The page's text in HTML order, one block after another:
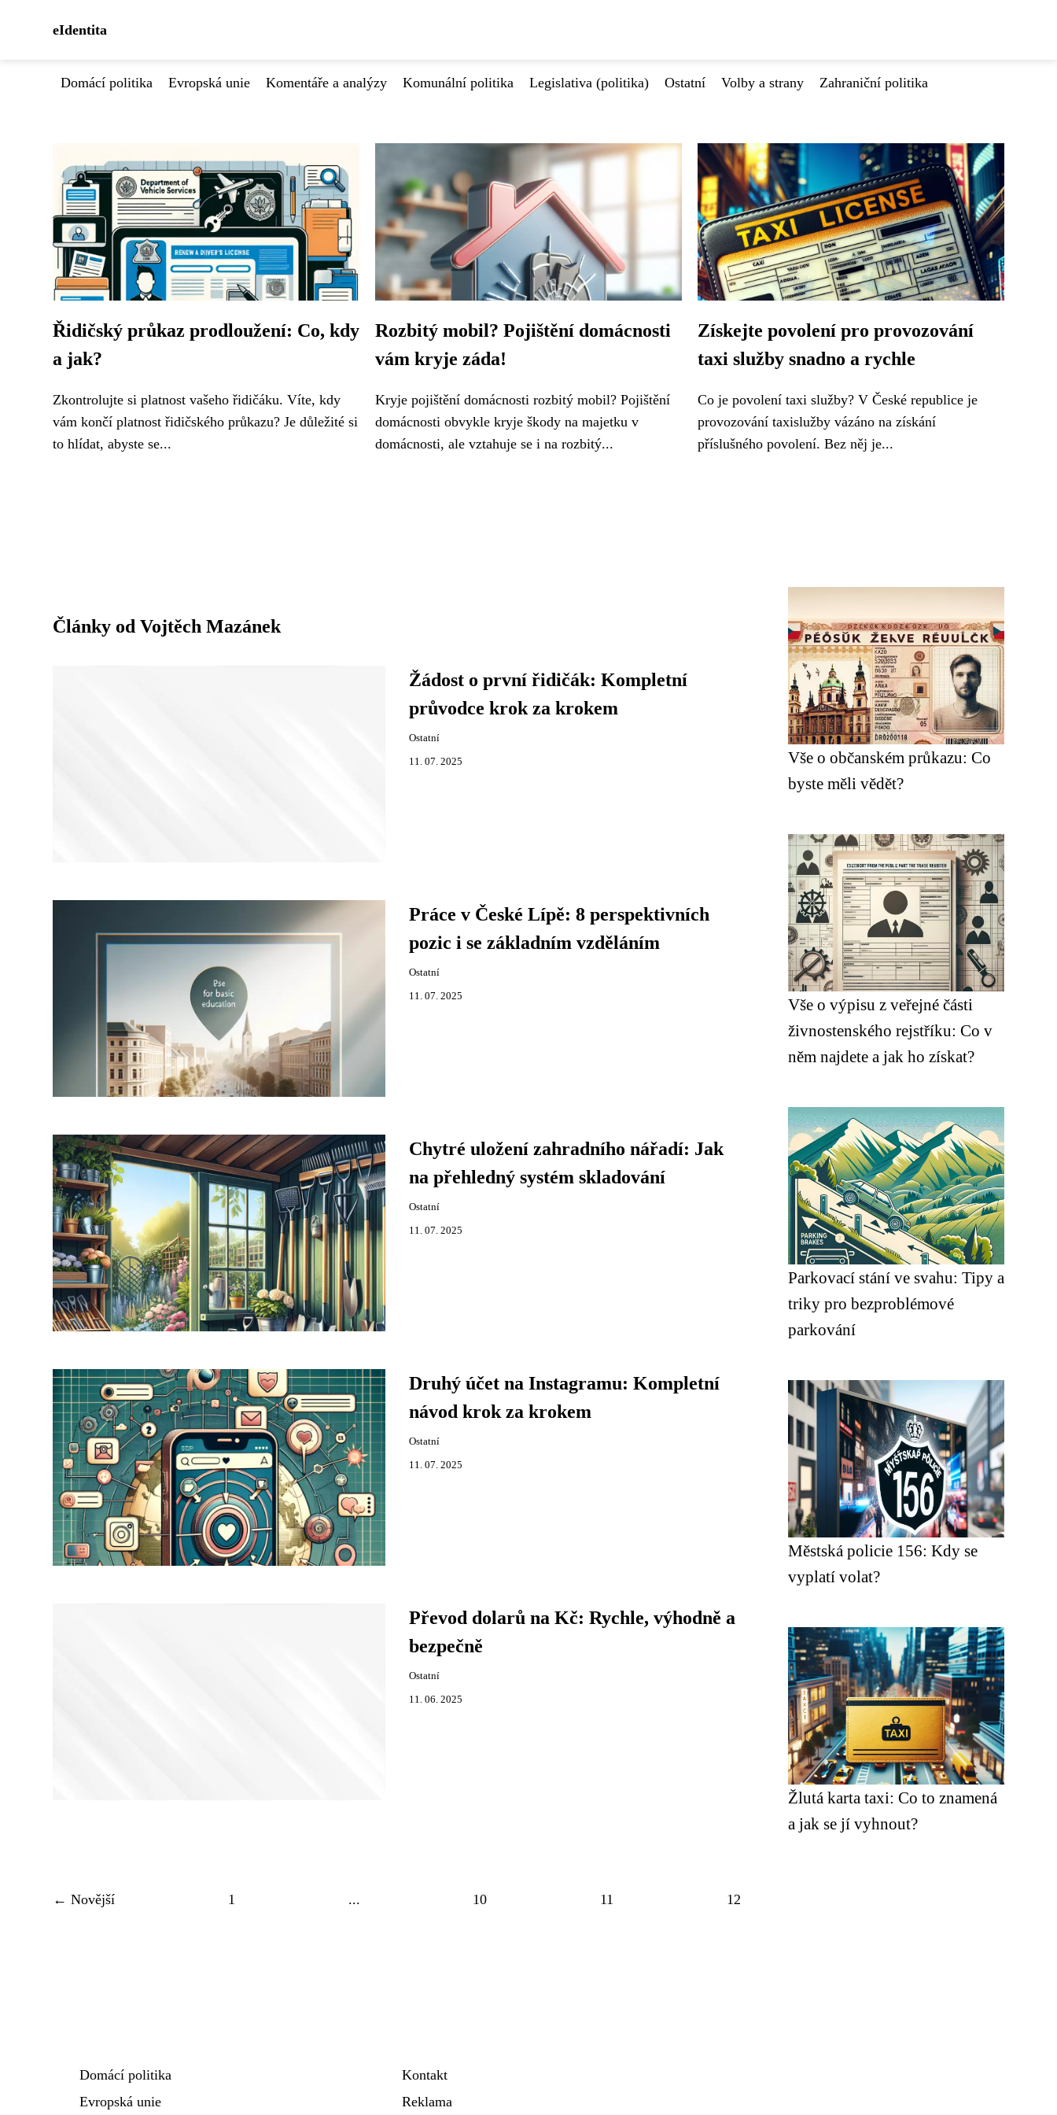
eIdentita
Domácí politika Evropská unie Komentáře a analýzy Komunální politika Legislativa (politika) Ostatní Volby a strany Zahraniční politika
Řidičský průkaz prodloužení: Co, kdy
a jak?
Zkontrolujte si platnost vašeho řidičáku. Víte, kdy
vám končí platnost řidičského průkazu? Je důležité si
to hlídat, abyste se...
Rozbitý mobil? Pojištění domácnosti
vám kryje záda!
Kryje pojištění domácnosti rozbitý mobil? Pojištění
domácnosti obvykle kryje škody na majetku v
domácnosti, ale vztahuje se i na rozbitý...
Získejte povolení pro provozování
taxi služby snadno a rychle
Co je povolení taxi služby? V České republice je
provozování taxislužby vázáno na získání
příslušného povolení. Bez něj je...
Články od Vojtěch Mazánek
Žádost o první řidičák: Kompletní
průvodce krok za krokem
Ostatní
11. 07. 2025
Práce v České Lípě: 8 perspektivních
pozic i se základním vzděláním
Ostatní
11. 07. 2025
Chytré uložení zahradního nářadí: Jak
na přehledný systém skladování
Ostatní
11. 07. 2025
Druhý účet na Instagramu: Kompletní
návod krok za krokem
Ostatní
11. 07. 2025
Převod dolarů na Kč: Rychle, výhodně a
bezpečně
Ostatní
11. 06. 2025
← Novější 1 ... 10 11 12
Vše o občanském průkazu: Co
byste měli vědět?
Vše o výpisu z veřejné části
živnostenského rejstříku: Co v
něm najdete a jak ho získat?
Parkovací stání ve svahu: Tipy a
triky pro bezproblémové
parkování
Městská policie 156: Kdy se
vyplatí volat?
Žlutá karta taxi: Co to znamená
a jak se jí vyhnout?
Domácí politika
Evropská unie
Kontakt
Reklama